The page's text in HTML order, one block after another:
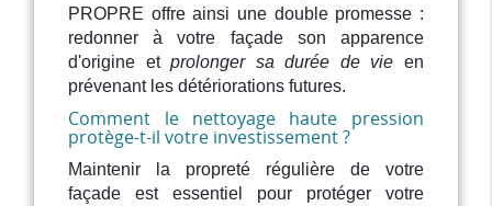
PROPRE offre ainsi une double promesse :
redonner à votre façade son apparence
d'origine etprolonger sa durée de vie en
prévenant les détériorations futures.
Comment le nettoyage haute pression
protège-t-il votre investissement ?
Maintenir la propreté régulière de votre
façade est essentiel pour protéger votre